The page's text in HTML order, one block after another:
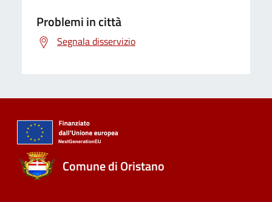
Problemi in città
Segnala disservizio
Comune di Oristano